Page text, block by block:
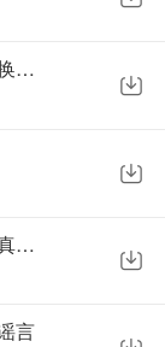
05【沟通】叫兽来习丨如何完美的转换话题
07【沟通】叫兽来习丨如何探听他人真实态度
言